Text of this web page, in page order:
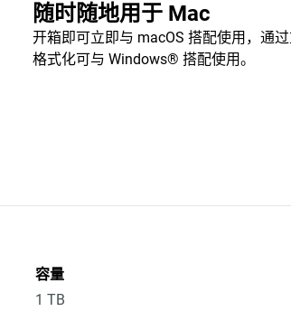
随时随地用于 Mac
开箱即可立即与 macOS 搭配使用，通
格式化可与 Windows® 搭配使用。
容量
1 TB